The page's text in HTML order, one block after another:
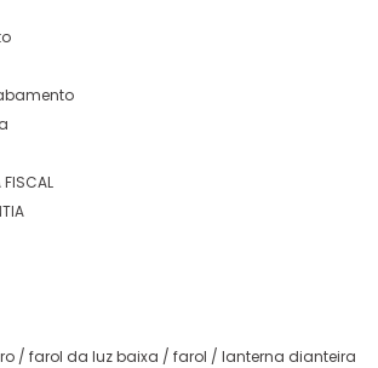
/ farol da luz baixa / farol / lanterna dianteira